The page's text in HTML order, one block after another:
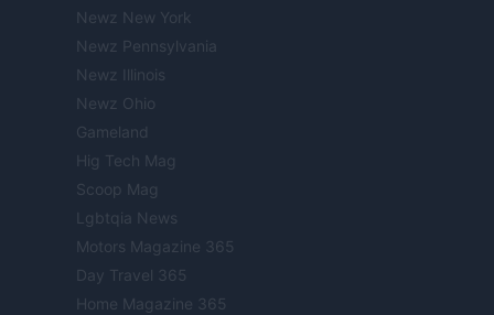
Newz New York
Newz Pennsylvania
Newz Illinois
Newz Ohio
Gameland
Hig Tech Mag
Scoop Mag
Lgbtqia News
Motors Magazine 365
Day Travel 365
Home Magazine 365